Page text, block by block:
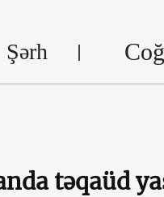
Şərh
təqaüd